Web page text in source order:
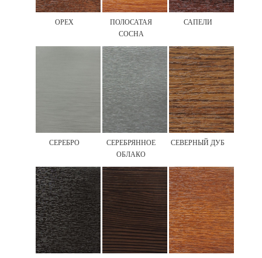
ОРЕХ
ПОЛОСАТАЯ
СОСНА
САПЕЛИ
СЕРЕБРО
СЕРЕБРЯННОЕ
ОБЛАКО
СЕВЕРНЫЙ ДУБ